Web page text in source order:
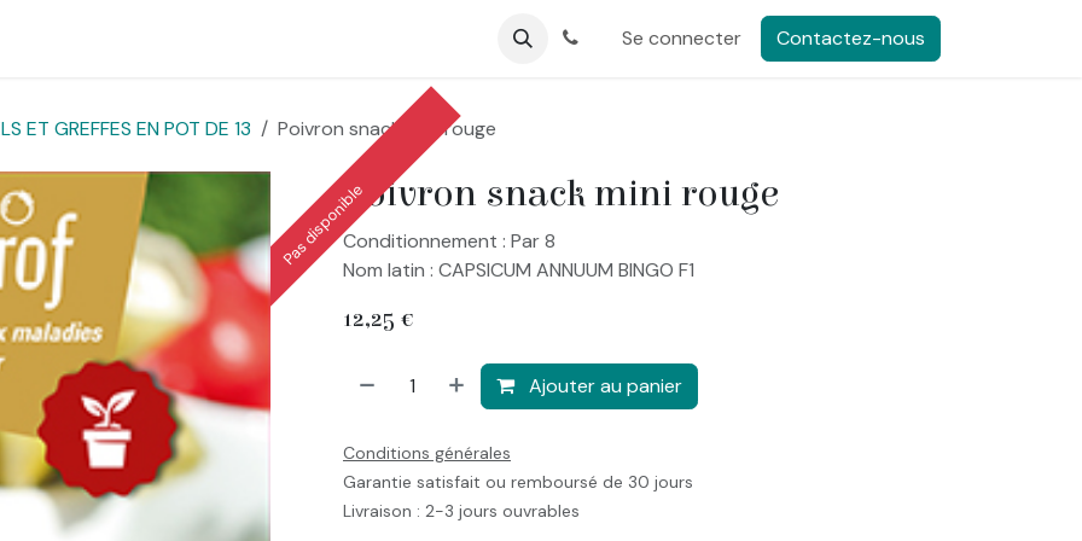
Se connecter Contactez-nous
ET GREFFES EN POT DE 13 Poivron snack mini rouge
Poivron snack mini rouge
Pas disponibleConditionnement : Par 8
Nom latin : CAPSICUM ANNUUM BINGO F1
12,25 €
Ajouter au panier
Conditions générales
Garantie satisfait ou remboursé de 30 jours
Livraison : 2-3 jours ouvrables